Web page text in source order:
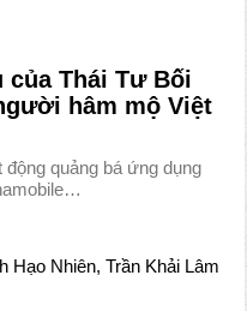
của Thái Tư Bối
hâm mộ Việt
động quảng bá ứng dụng